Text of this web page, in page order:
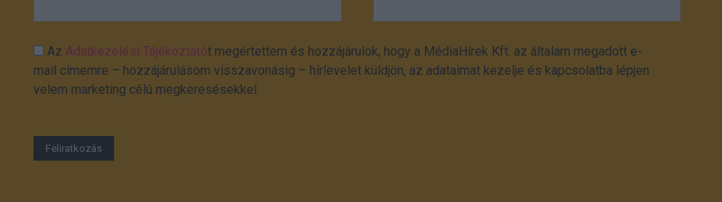
Az Adatkezelési Tájékoztatót megértettem és hozzájárulok, hogy a MédiaHírek Kft. az általam megadott e-
mail címemre – hozzájárulásom visszavonásig – hírlevelet küldjön, az adataimat kezelje és kapcsolatba lépjen
velem marketing célú megkeresésekkel.